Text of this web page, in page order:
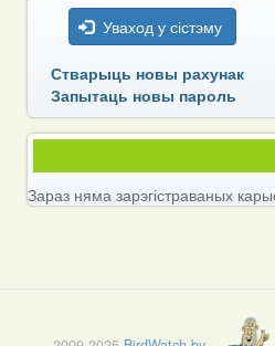
Уваход у сістэму
Стварыць новы рахунак
Запытаць новы пароль
Зараз няма зарэгістраваных